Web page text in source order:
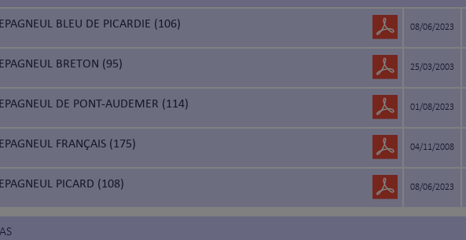
EPAGNEUL BLEU DE PICARDIE (106) 08/06/2023
EPAGNEUL BRETON (95) 25/03/2003
EPAGNEUL DE PONT-AUDEMER (114) 01/08/2023
EPAGNEUL FRANÇAIS (175) 04/11/2008
EPAGNEUL PICARD (108) 08/06/2023